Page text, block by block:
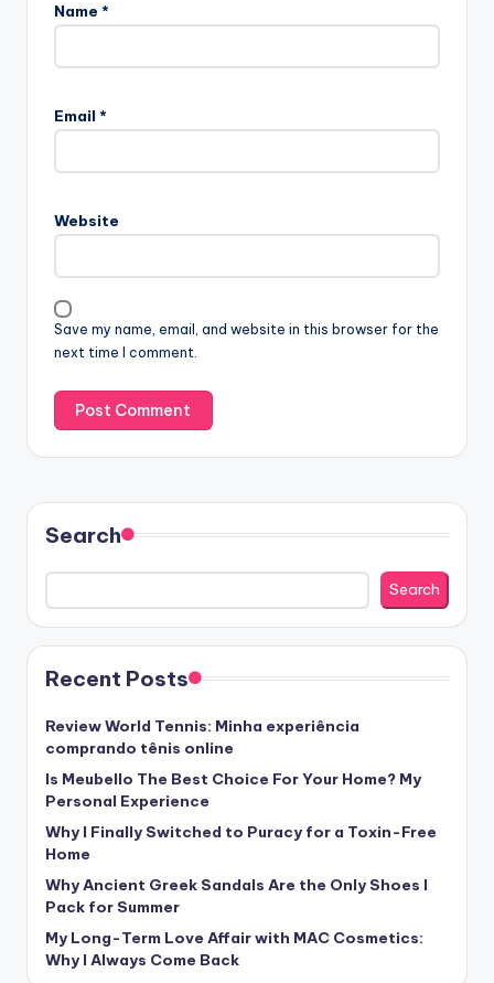
Name *
Email *
Website
Save my name, email, and website in this browser for the
next time I comment.
Search
Search
Recent Posts
Review World Tennis: Minha experiência
comprando tênis online
Is Meubello The Best Choice For Your Home? My
Personal Experience
Why I Finally Switched to Puracy for a Toxin-Free
Home
Why Ancient Greek Sandals Are the Only Shoes I
Pack for Summer
My Long-Term Love Affair with MAC Cosmetics:
Why I Always Come Back